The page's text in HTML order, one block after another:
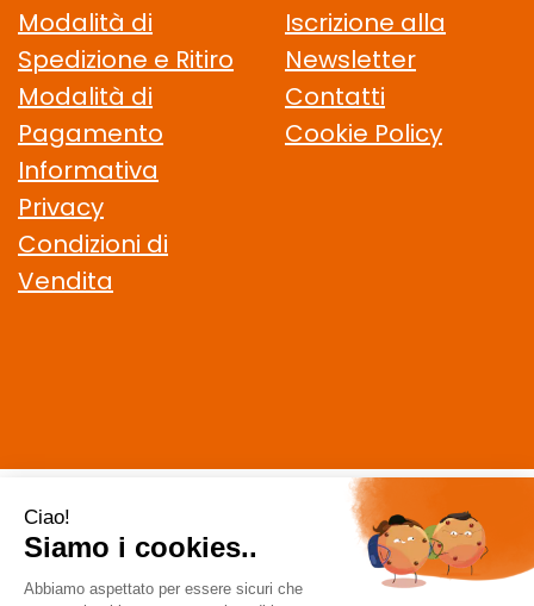
Modalità di
Spedizione e Ritiro
Modalità di
Pagamento
Informativa
Privacy
Condizioni di
Vendita
Iscrizione alla
Newsletter
Contatti
Cookie Policy
CELIACHIAMO.COM SRL
- VIA DELLA MAGLIANA, 183 00146
Roma (RM)
staff @ celiachiamo.com
| Tel.: 065506174| P.Iva: